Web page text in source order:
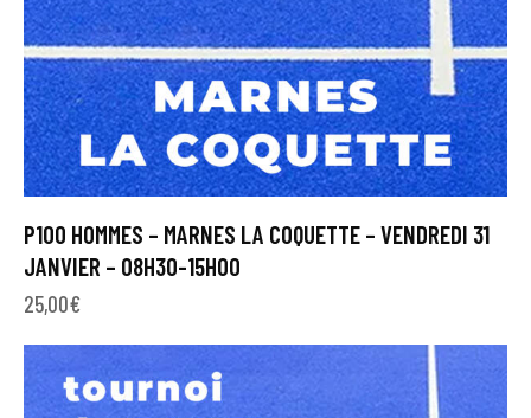
P100 HOMMES – MARNES LA COQUETTE – VENDREDI 31
JANVIER – 08H30-15H00
25,00€